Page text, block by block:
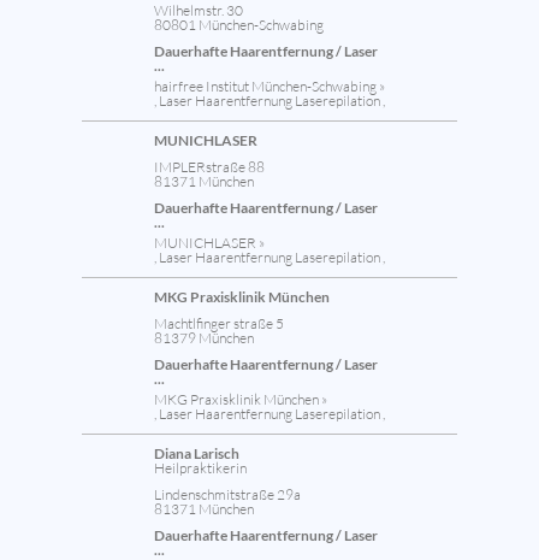
Wilhelmstr. 30
80801 München-Schwabing
Dauerhafte Haarentfernung / Laser
...
hairfree Institut München-Schwabing »
, Laser Haarentfernung Laserepilation ,
MUNICHLASER
IMPLERstraße 88
81371 München
Dauerhafte Haarentfernung / Laser
...
MUNICHLASER »
, Laser Haarentfernung Laserepilation ,
MKG Praxisklinik München
Machtlfinger straße 5
81379 München
Dauerhafte Haarentfernung / Laser
...
MKG Praxisklinik München »
, Laser Haarentfernung Laserepilation ,
Diana Larisch
Heilpraktikerin
Lindenschmitstraße 29a
81371 München
Dauerhafte Haarentfernung / Laser
...